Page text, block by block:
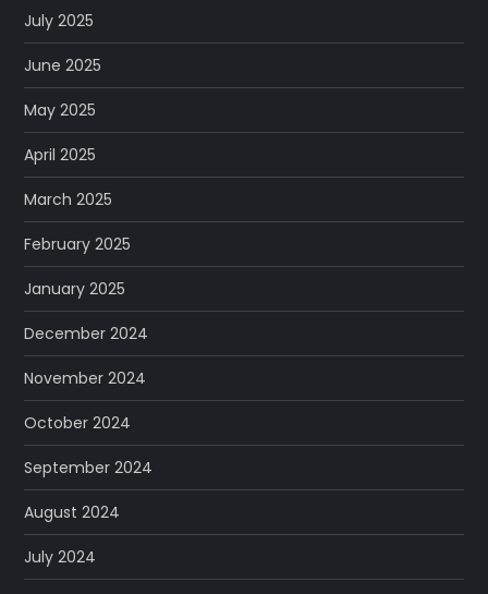
July 2025
June 2025
May 2025
April 2025
March 2025
February 2025
January 2025
December 2024
November 2024
October 2024
September 2024
August 2024
July 2024